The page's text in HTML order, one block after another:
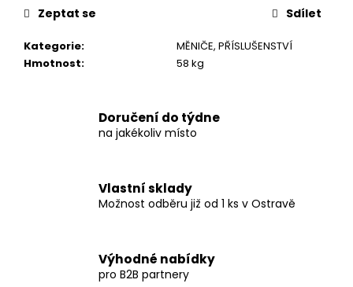
Kategorie:
MĚNIČE, PŘÍSLUŠENSTVÍ
Hmotnost: 58 kg
Zeptat se Sdílet
Doručení do týdne
na jakékoliv místo
Vlastní sklady
Možnost odběru již od 1 ks v Ostravě
Výhodné nabídky
pro B2B partnery
36
KS,